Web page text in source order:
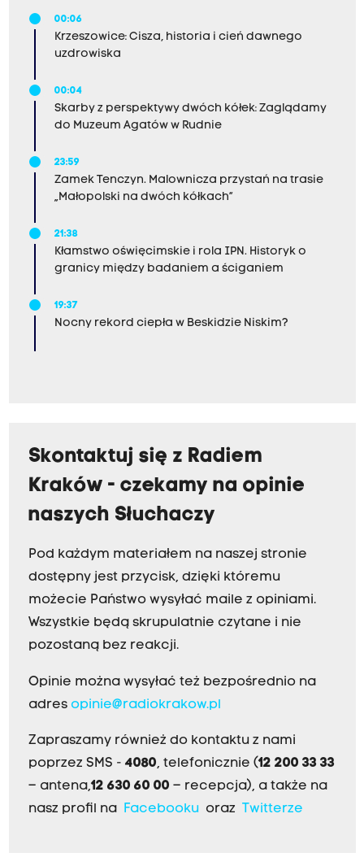
00:06
Krzeszowice: Cisza, historia i cień dawnego
uzdrowiska
00:04
Skarby z perspektywy dwóch kółek: Zaglądamy
do Muzeum Agatów w Rudnie
23:59
Zamek Tenczyn. Malownicza przystań na trasie
„Małopolski na dwóch kółkach”
21:38
Kłamstwo oświęcimskie i rola IPN. Historyk o
granicy między badaniem a ściganiem
19:37
Nocny rekord ciepła w Beskidzie Niskim?
Skontaktuj się z Radiem
Kraków - czekamy na opinie
naszych Słuchaczy
Pod każdym materiałem na naszej stronie
dostępny jest przycisk, dzięki któremu
możecie Państwo wysyłać maile z opiniami.
Wszystkie będą skrupulatnie czytane i nie
pozostaną bez reakcji.
Opinie można wysyłać też bezpośrednio na
adres opinie@radiokrakow.pl
Zapraszamy również do kontaktu z nami
poprzez SMS - 4080, telefonicznie (12 200 33 33
– antena,12 630 60 00 – recepcja), a także na
nasz profil na
Facebookuoraz Twitterze